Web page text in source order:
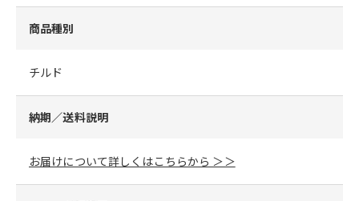
商品種別
チルド
納期／送料説明
お届けについて詳しくはこちらから ＞＞